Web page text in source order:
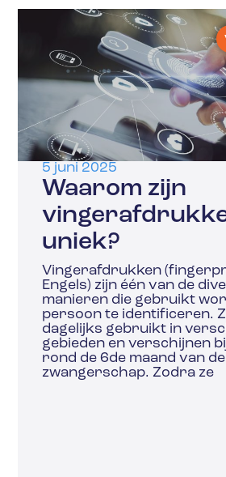
5 juni 2025
Waarom zijn
uniek?
Vingerafdrukken
Engels) zijn één van de
manieren die gebruikt
persoon te identificeren.
dagelijks gebruikt in
gebieden en verschijnen
rond de 6de maand van de
zwangerschap. Zodra ze